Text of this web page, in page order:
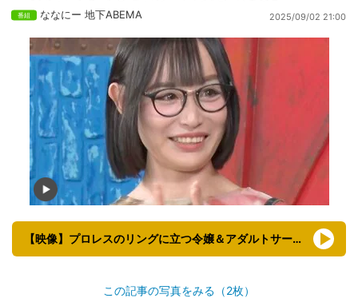
ななにー 地下ABEMA 2025/09/02 21:00
【映像】プロレスのリングに立つ令嬢＆アダルトサービスを開発した母
この記事の写真をみる（2枚）